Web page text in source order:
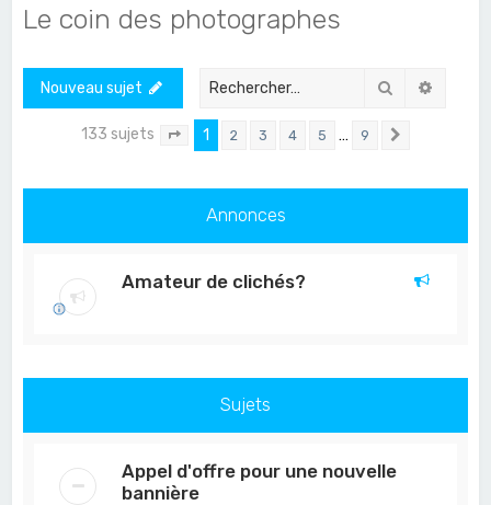
e
Le coin des photographes
Nouveau sujet Rechercher
133 sujets Page sur 9
1 2 3 4 5 … 9
Annonces
Amateur de clichés?
Sujets
Appel d'offre pour une nouvelle
bannière